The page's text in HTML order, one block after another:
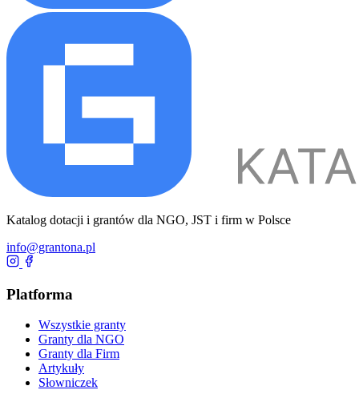
Katalog dotacji i grantów dla NGO, JST i firm w Polsce
info@grantona.pl
Platforma
Wszystkie granty
Granty dla NGO
Granty dla Firm
Artykuły
Słowniczek